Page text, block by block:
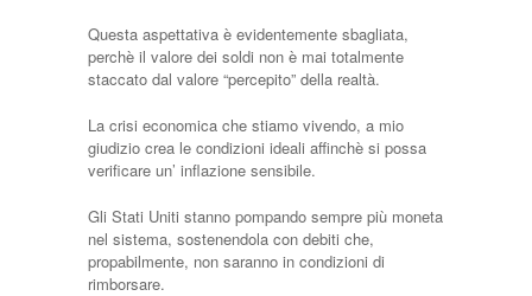
Questa aspettativa è evidentemente sbagliata,
perchè il valore dei soldi non è mai totalmente
staccato dal valore “percepito” della realtà.
La crisi economica che stiamo vivendo, a mio
giudizio crea le condizioni ideali affinchè si possa
verificare un’ inflazione sensibile.
Gli Stati Uniti stanno pompando sempre più moneta
nel sistema, sostenendola con debiti che,
propabilmente, non saranno in condizioni di
rimborsare.